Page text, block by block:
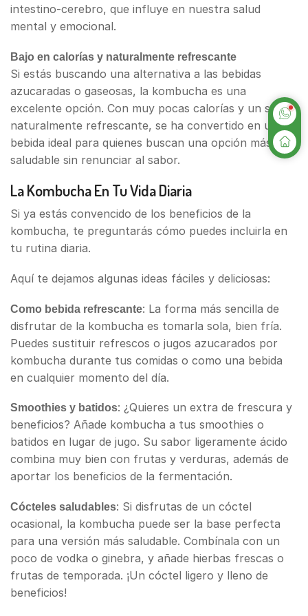
intestino-cerebro, que influye en nuestra salud
mental y emocional.
Bajo en calorías y naturalmente refrescante
Si estás buscando una alternativa a las bebidas
azucaradas o gaseosas, la kombucha es una
excelente opción. Con muy pocas calorías y un sabor
naturalmente refrescante, se ha convertido en una
bebida ideal para quienes buscan una opción más
saludable sin renunciar al sabor.
La Kombucha En Tu Vida Diaria
Si ya estás convencido de los beneficios de la
kombucha, te preguntarás cómo puedes incluirla en
tu rutina diaria.
Aquí te dejamos algunas ideas fáciles y deliciosas:
Como bebida refrescante: La forma más sencilla de
disfrutar de la kombucha es tomarla sola, bien fría.
Puedes sustituir refrescos o jugos azucarados por
kombucha durante tus comidas o como una bebida
en cualquier momento del día.
Smoothies y batidos: ¿Quieres un extra de frescura y
beneficios? Añade kombucha a tus smoothies o
batidos en lugar de jugo. Su sabor ligeramente ácido
combina muy bien con frutas y verduras, además de
aportar los beneficios de la fermentación.
Cócteles saludables: Si disfrutas de un cóctel
ocasional, la kombucha puede ser la base perfecta
para una versión más saludable. Combínala con un
poco de vodka o ginebra, y añade hierbas frescas o
frutas de temporada. ¡Un cóctel ligero y lleno de
beneficios!